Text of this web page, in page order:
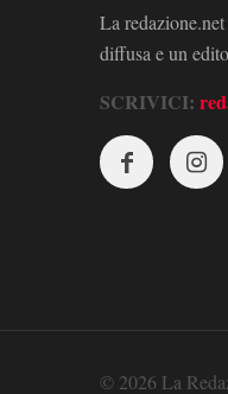
La
diffusa e un
SCRIVICI:
© 2026 La